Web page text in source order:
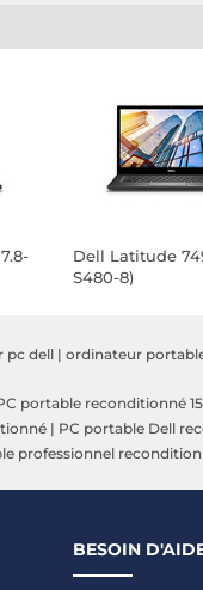
Dell Latitude
S480-8)
pc dell | ordinateur
portable reconditionné
| PC portable Dell
professionnel
BESOIN